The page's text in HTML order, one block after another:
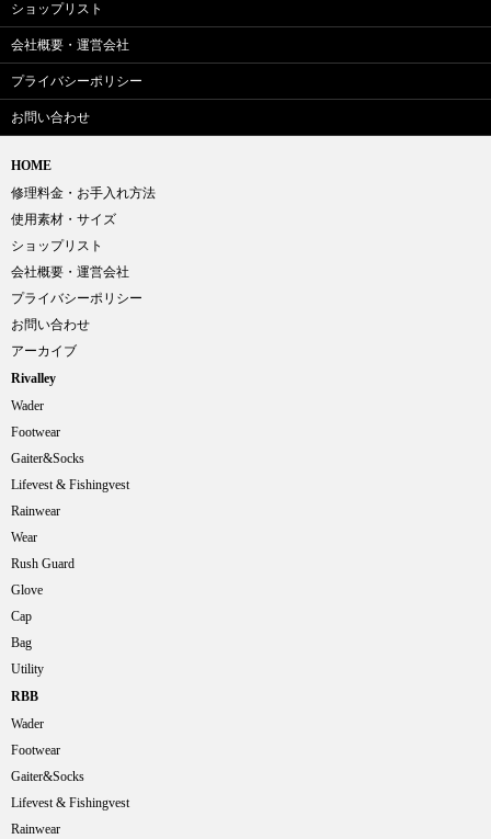
ショップリスト
会社概要・運営会社
プライバシーポリシー
お問い合わせ
HOME
修理料金・お手入れ方法
使用素材・サイズ
ショップリスト
会社概要・運営会社
プライバシーポリシー
お問い合わせ
アーカイブ
Rivalley
Wader
Footwear
Gaiter&Socks
Lifevest & Fishingvest
Rainwear
Wear
Rush Guard
Glove
Cap
Bag
Utility
RBB
Wader
Footwear
Gaiter&Socks
Lifevest & Fishingvest
Rainwear